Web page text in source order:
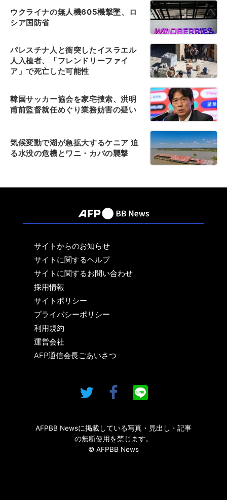
ウクライナの無人機605機撃墜、ロ
シア国防省
パレスチナ人と衝突したイスラエル
人入植者、「フレンドリーファイ
ア」で死亡した可能性
韓国サッカー協会を家宅捜索、洪明
甫前監督就任めぐり業務妨害の疑い
気候変動で湖が急拡大するケニア 迫
る水没の危機とワニ・カバの襲撃
サイトからのお知らせ
サイトに関するヘルプ
サイトに関するお問い合わせ
採用情報
サイトポリシー
プライバシーポリシー
利用規約
運営会社
AFP通信会長ごあいさつ
AFPBB Newsに掲載している写真・見出し・記事
の無断使用を禁じます。
© AFPBB News